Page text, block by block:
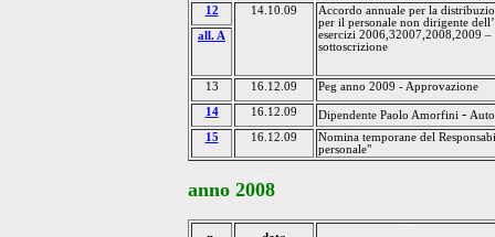
12
14.10.09
Accordo annuale per la
per il personale non dirigente
esercizi 2006,32007,2008,2009
sottoscrizione
all. A
13 16.12.09 Peg anno 2009 - Approvazione
14 16.12.09 Dipendente Paolo Amorfini -
15
16.12.09
Nomina temporane del
personale"
anno 2008